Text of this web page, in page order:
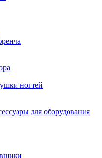
ногтей
для оборудования